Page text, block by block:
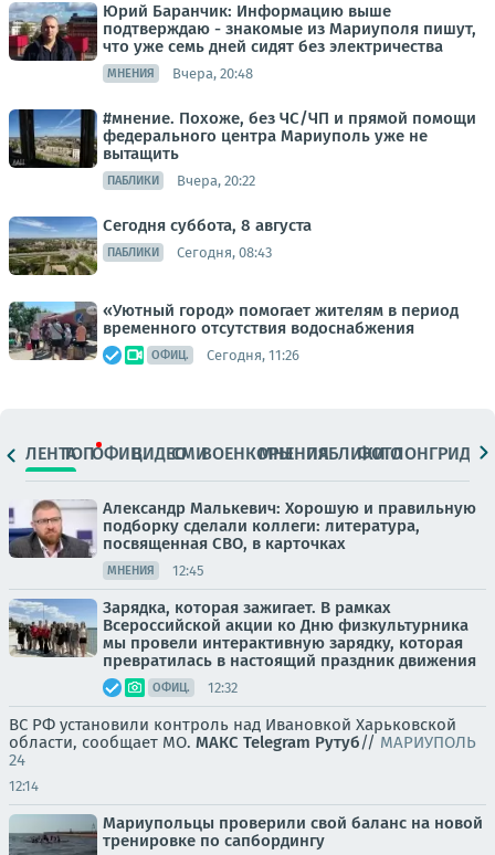
Юрий Баранчик: Информацию выше
подтверждаю - знакомые из Мариуполя пишут,
что уже семь дней сидят без электричества
МНЕНИЯ Вчера, 20:48
#мнение. Похоже, без ЧС/ЧП и прямой помощи
федерального центра Мариуполь уже не
вытащить
ПАБЛИКИ Вчера, 20:22
Сегодня суббота, 8 августа
ПАБЛИКИ Сегодня, 08:43
«Уютный город» помогает жителям в период
временного отсутствия водоснабжения
ОФИЦ. Сегодня, 11:26
ЛЕНТАТОПОФИЦ.ВИДЕОСМИВОЕНКОРЫМНЕНИЯПАБЛИКИ
ФОТОЛОНГРИДЫ
Александр Малькевич: Хорошую и правильную
подборку сделали коллеги: литература,
посвященная СВО, в карточках
МНЕНИЯ 12:45
Зарядка, которая зажигает. В рамках
Всероссийской акции ко Дню физкультурника
мы провели интерактивную зарядку, которая
превратилась в настоящий праздник движения
ОФИЦ. 12:32
ВС РФ установили контроль над Ивановкой Харьковской
области, сообщает МО. МАКС Telegram Рутуб// МАРИУПОЛЬ
24
12:14
Мариупольцы проверили свой баланс на новой
тренировке по сапбордингу